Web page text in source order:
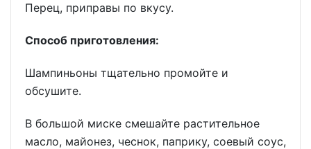
Перец, приправы по вкусу.
Способ приготовления:
Шампиньоны тщательно промойте и
обсушите.
В большой миске смешайте растительное
масло, майонез, чеснок, паприку, соевый соус,